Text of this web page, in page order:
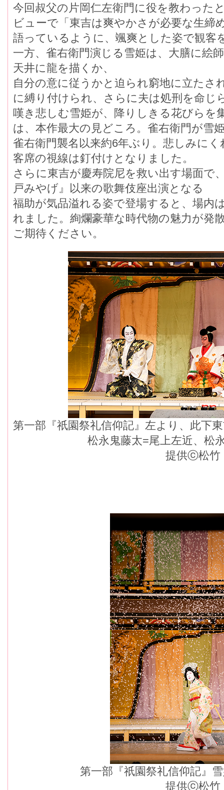
今回叔父の片岡仁左衛門に役を教わった
ビューで「東吉は爽やかさが必要な生締
語っているように、颯爽とした姿で観客
一方、雀右衛門演じる雪姫は、大膳に絵
天井に龍を描くか、
自分の意に従うかと迫られ窮地に立たさ
に縛り付けられ、さらに夫は処刑を命じ
嘆き悲しむ雪姫が、降りしきる花びらを
は、本作最大の見どころ。雀右衛門が雪
雀右衛門襲名以来約6年ぶり。悲しみに
客席の視線は釘付けとなりました。
さらに東吉が慶寿院尼を救い出す場面で
戸みやげ』以来の歌舞伎座出演となる
福助が気品溢れる姿で登場すると、場内
れました。絢爛豪華な時代物の魅力が発
ご期待ください。
第一部『祇園祭礼信仰記』左より、此下
松永鬼藤太=尾上左近、松
提供ⓒ松竹
第一部『祇園祭礼信仰記』
提供ⓒ松竹